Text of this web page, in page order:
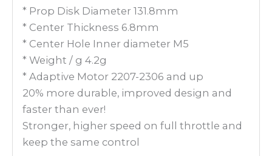
* Prop Disk Diameter 131.8mm
* Center Thickness 6.8mm
* Center Hole Inner diameter M5
* Weight / g 4.2g
* Adaptive Motor 2207-2306 and up
20% more durable, improved design and
faster than ever!
Stronger, higher speed on full throttle and
keep the same control